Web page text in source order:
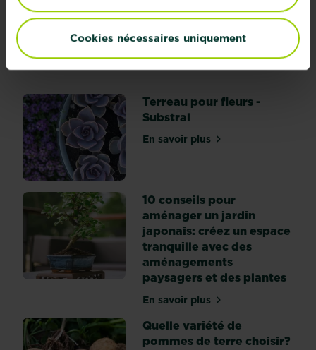
Cookies nécessaires uniquement
pelouse de rêve ?
En savoir plussur Peu de temps, mais une pelouse de
Terreau pour fleurs -
Substral
En savoir plussur Terreau pour fleurs -
10 conseils pour
aménager un jardin
japonais: créez un espace
tranquille avec des
aménagements
paysagers et des plantes
En savoir plussur 10 conseils pour
Quelle variété de
pommes de terre choisir?